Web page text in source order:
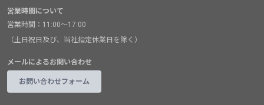
営業時間について
営業時間：11:00～17:00
（土日祝日及び、当社指定休業日を除く）
メールによるお問い合わせ
お問い合わせフォーム